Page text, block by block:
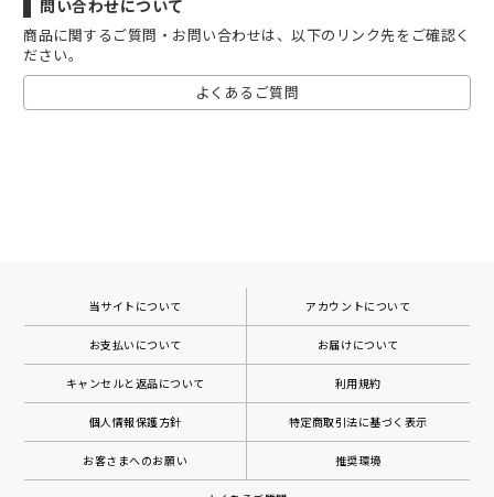
問い合わせについて
商品に関するご質問・お問い合わせは、以下のリンク先をご確認く
ださい。
よくあるご質問
当サイトについて アカウントについて
お支払いについて お届けについて
キャンセルと返品について 利用規約
個人情報保護方針 特定商取引法に基づく表示
お客さまへのお願い 推奨環境